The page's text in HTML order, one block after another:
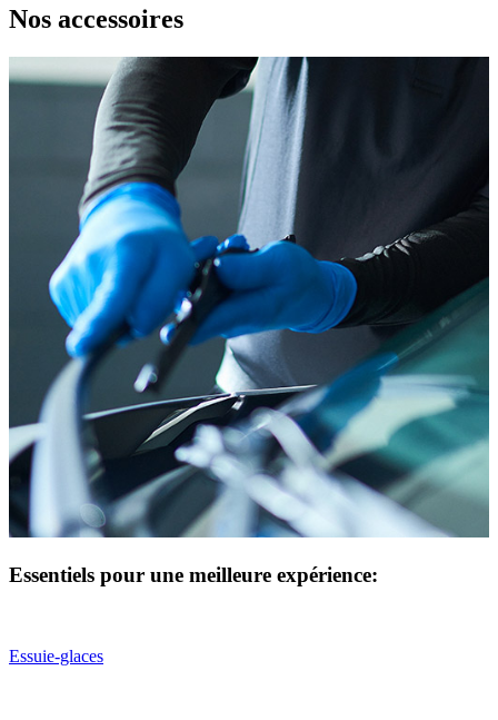
Nos accessoires
Essentiels pour une meilleure expérience:
Essuie-glaces